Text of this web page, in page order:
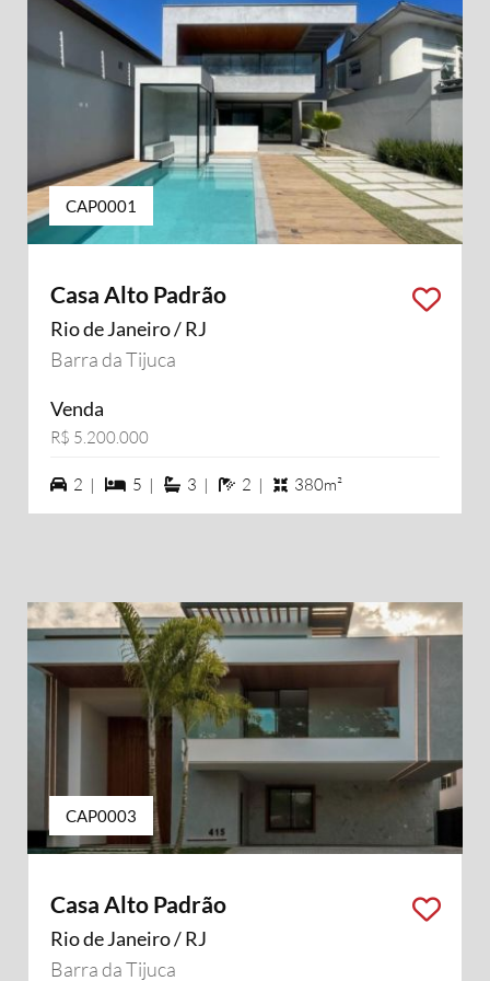
CAP0001
Casa Alto Padrão
Rio de Janeiro / RJ
Barra da Tijuca
Venda
R$ 5.200.000
2 vagas na garagem
2 | 5 dormiórios
5 | 3 suítes
3 | 2 banheiros
2 | 380m²
CAP0003
Casa Alto Padrão
Rio de Janeiro / RJ
Barra da Tijuca